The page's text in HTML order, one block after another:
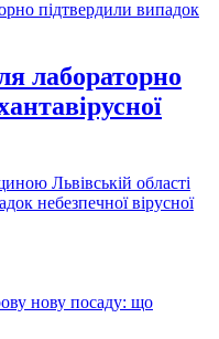
лабораторно
Львівській області
небезпечної вірусної